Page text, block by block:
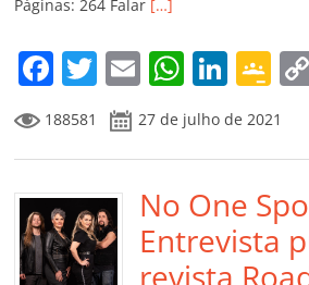
m
Páginas: 264 Falar […]
F
a
c
e
b
o
T
w
itt
er
E
m
ai
l
W
h
at
s
A
p
Li
n
k
e
dI
n
G
o
o
gl
e
Cl
188581 27 de julho de 2021
No One
Entrevista
revista